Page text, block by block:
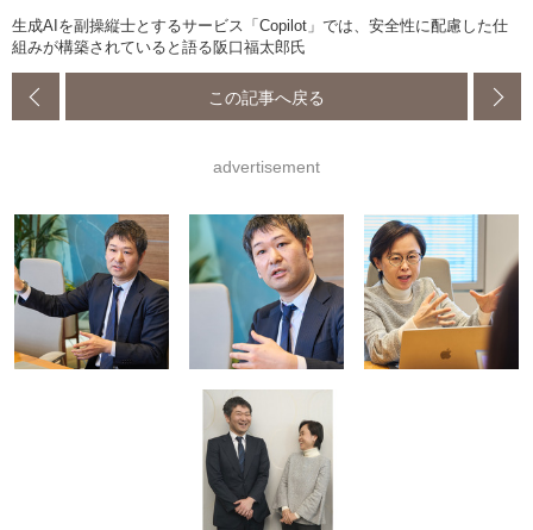
生成AIを副操縦士とするサービス「Copilot」では、安全性に配慮した仕
組みが構築されていると語る阪口福太郎氏
この記事へ戻る
advertisement